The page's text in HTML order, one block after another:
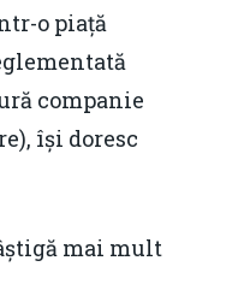
o piață
companie
își doresc
mai mult